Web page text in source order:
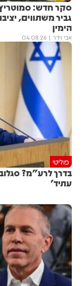
סקר חדש:
גביר משתווים,
הימין
אבי וידר 04.08.26
פוליטי
בדרך לרע"מ?
עתיד'